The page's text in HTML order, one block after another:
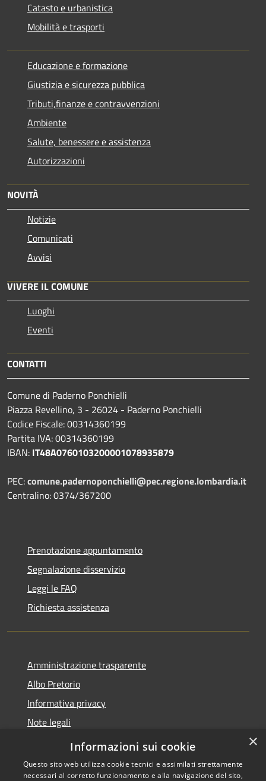
Catasto e urbanistica
Mobilità e trasporti
Educazione e formazione
Giustizia e sicurezza pubblica
Tributi,finanze e contravvenzioni
Ambiente
Salute, benessere e assistenza
Autorizzazioni
NOVITÀ
Notizie
Comunicati
Avvisi
VIVERE IL COMUNE
Luoghi
Eventi
CONTATTI
Comune di Paderno Ponchielli
Piazza Revellino, 3 - 26024 - Paderno Ponchielli
Codice Fiscale: 00314360199
Partita IVA: 00314360199
IBAN: IT48A0760103200001078935879
PEC:comune.padernoponchielli@pec.regione.lombardia.it
Centralino: 0374/367200
Prenotazione appuntamento
Segnalazione disservizio
Leggi le FAQ
Richiesta assistenza
Amministrazione trasparente
Albo Pretorio
Informativa privacy
Note legali
Dichiarazione di accessibilità 2025 ×
Informazioni sui cookie
Questo sito web utilizza cookie tecnici e assimilati strettamente
necessari al corretto funzionamento e alla navigazione del sito,